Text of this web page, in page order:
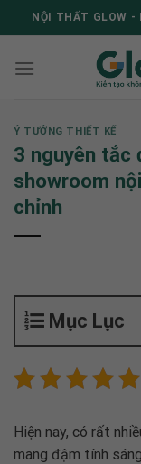
to
NỘI THẤT GLOW -
Ý TƯỞNG THIẾT KẾ
3 nguyên tắc
showroom
chỉnh
Mục Lục
Hiện nay, có rất
mang đậm tính